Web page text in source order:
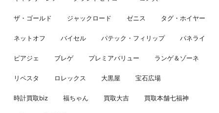
ザ・ゴールド ジャックロード ゼニス タグ・ホイヤー
ネットオフ バイセル パテック・フィリップ パネライ
ピアジェ ブレゲ プレミアバリュー ランゲ＆ゾーネ
リペスタ ロレックス 大黒屋 宝石広場
時計買取biz 福ちゃん 買取大吉 買取本舗七福神